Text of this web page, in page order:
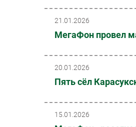
Фиксированная
Интеграция
Рынок ПК
21.01.2026
МегаФон провел
20.01.2026
Пять сёл
15.01.2026